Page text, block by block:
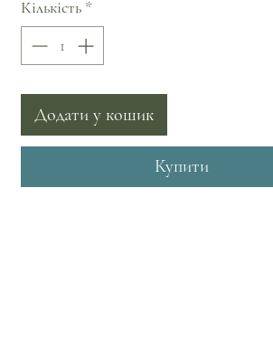
Кількість *
Додати у кошик
Купити